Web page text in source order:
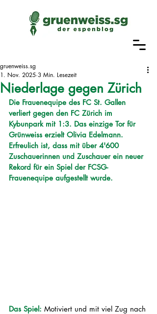
Niederlage gegen Zürich
gruenweiss.sg
1. Nov. 2025 3 Min. Lesezeit
Die Frauenequipe des FC St. Gallen
verliert gegen den FC Zürich im
Kybunpark mit 1:3. Das einzige Tor für
Grünweiss erzielt Olivia Edelmann.
Erfreulich ist, dass mit über 4'600
Zuschauerinnen und Zuschauer ein neuer
Rekord für ein Spiel der FCSG-
Frauenequipe aufgestellt wurde.
Das Spiel: Motiviert und mit viel Zug nach